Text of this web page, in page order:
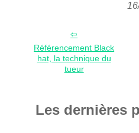
Référencement Black
hat, la technique du
tueur
Les dernières